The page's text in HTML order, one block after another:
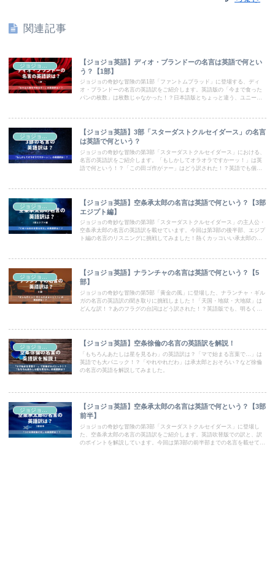
関連記事
ジョジョ英語
【ジョジョ英語】ディオ・ブランドーの名言は英語で何とい
う？【1部】
ジョジョの奇妙な冒険の第1部「ファントムブラッド」に登場する、ディ
オ・ブランドーの名言の英語訳をご紹介します。英語版の「今まで食った
パンの枚数」は枚数じゃなかった！？日本語版とちょっと違う、ユニーク
【ジョジョ英語】3部「スターダストクルセイダース」の名言
は英語で何という？
ジョジョの奇妙な冒険の第3部「スターダストクルセイダース」における、
名言の英語訳をご紹介します。「もしかしてオラオラですかーッ！」は英
語で何という！？「この田ゴ作がァー」はどう訳された！？英語でも個性
ジョジョ英語
【ジョジョ英語】空条承太郎の名言は英語で何という？【3部
エジプト編】
ジョジョの奇妙な冒険の第3部「スターダストクルセイダース」の主人公・
空条承太郎の名言の英語訳を載せています。今回は第3部の後半部、エジプ
ト編の名言のリスニングに挑戦してみました！熱くカッコいい承太郎の名
【ジョジョ英語】ナランチャの名言は英語で何という？【5
部】
ジョジョの奇妙な冒険の第5部「黄金の風」に登場した、ナランチャ・ギル
ガの名言の英語訳の聞き取りに挑戦しました！「天国・地獄・大地獄」は
どんな訳！？あのフラグの台詞はどう訳された！？英語版でも、明るくて
ジョジョ英語
【ジョジョ英語】空条徐倫の名言の英語訳を解説！
「もちろんあたしは星を見るわ」の英語訳は？「マで始まる言葉で…」は
英語でも大パニック！？「やれやれだわ」は承太郎とおそろい？など徐倫
の名言の英語を解説してみました。
ジョジョ英語
【ジョジョ英語】空条承太郎の名言は英語で何という？【3部
前半】
ジョジョの奇妙な冒険の第3部「スターダストクルセイダース」に登場し
た、空条承太郎の名言の英語訳をご紹介します。英語吹替版での訳と、訳
のポイントを解説しています。今回は第3部の前半部までの名言を載せてい